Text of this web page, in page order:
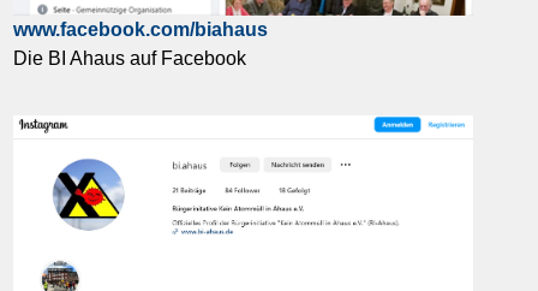
www.facebook.com/biahaus
Die BI Ahaus auf Facebook